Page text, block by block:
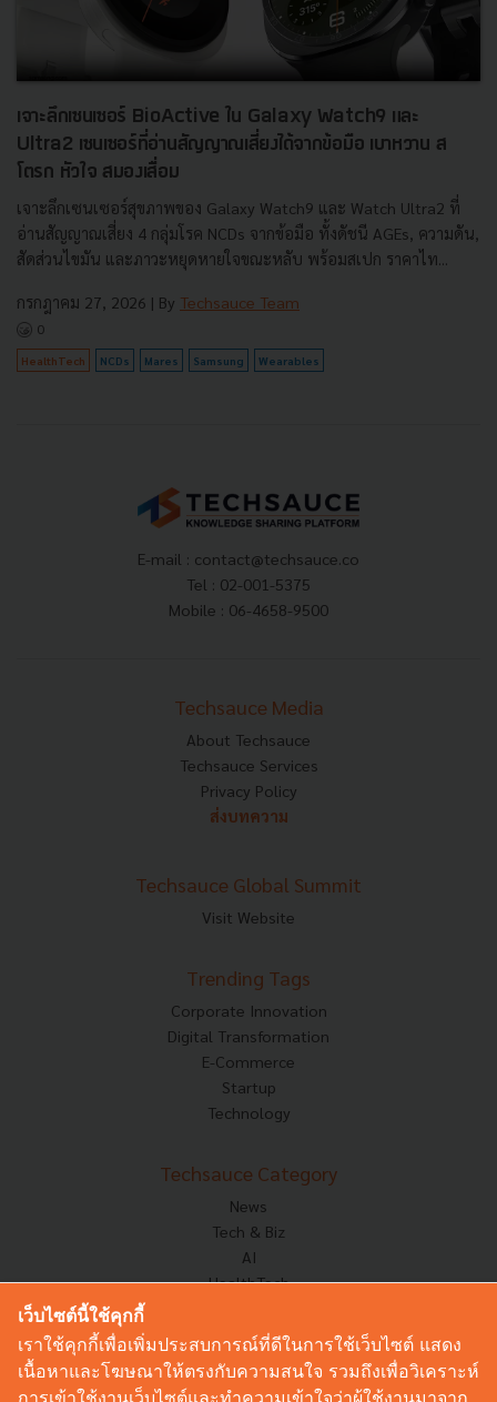
เจาะลึกเซนเซอร์ BioActive ใน Galaxy Watch9 และ
Ultra2 เซนเซอร์ที่อ่านสัญญาณเสี่ยงได้จากข้อมือ เบาหวาน ส
โตรก หัวใจ สมองเสื่อม
เจาะลึกเซนเซอร์สุขภาพของ Galaxy Watch9 และ Watch Ultra2 ที่
อ่านสัญญาณเสี่ยง 4 กลุ่มโรค NCDs จากข้อมือ ทั้งดัชนี AGEs, ความดัน,
สัดส่วนไขมัน และภาวะหยุดหายใจขณะหลับ พร้อมสเปก ราคาไท...
กรกฎาคม 27, 2026 | By Techsauce Team
0
HealthTech NCDs Mares Samsung Wearables
E-mail : contact@techsauce.co
Tel : 02-001-5375
Mobile : 06-4658-9500
Techsauce Media
About Techsauce
Techsauce Services
Privacy Policy
ส่งบทความ
Techsauce Global Summit
Visit Website
Trending Tags
Corporate Innovation
Digital Transformation
E-Commerce
Startup
Technology
Techsauce Category
News
Tech & Biz
AI
HealthTech
Corp Innov
Saucy Thoughts
เว็บไซต์นี้ใช้คุกกี้
เราใช้คุกกี้เพื่อเพิ่มประสบการณ์ที่ดีในการใช้เว็บไซต์ แสดง
เนื้อหาและโฆษณาให้ตรงกับความสนใจ รวมถึงเพื่อวิเคราะห์
การเข้าใช้งานเว็บไซต์และทำความเข้าใจว่าผู้ใช้งานมาจาก